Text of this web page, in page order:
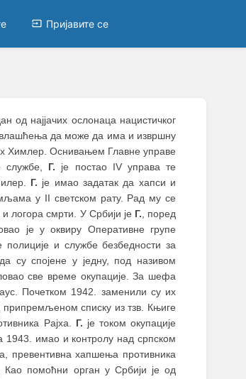
Пријавите се
од најјачих ослонаца нацистичког
да може да има и извршну
Химлер. Оснивањем Главне управе
службе, Г. је постао IV управа те
Г. је имао задатак да хапси и
у II светском рату. Рад му се
логора смрти. У Србији је Г., поред
је у оквиру Оперативне групе
и службе безбедности за
су спојене у једну, под називом
све време окупације. За шефа
Почетком 1942. заменили су их
списку из тзв. Књиге
Рајха. Г. је током окупације
1943. имао и контролу над српском
превентивна хапшења противника
Као помоћни орган у Србији је од